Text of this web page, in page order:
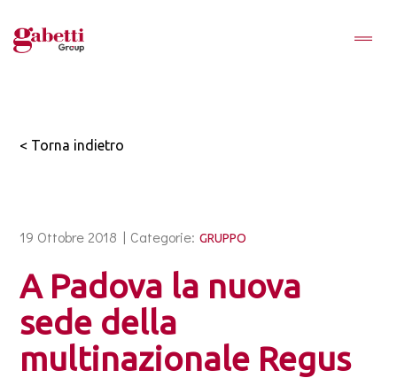
< Torna indietro
19 Ottobre 2018 | Categorie: GRUPPO
A Padova la nuova
sede della
multinazionale Regus